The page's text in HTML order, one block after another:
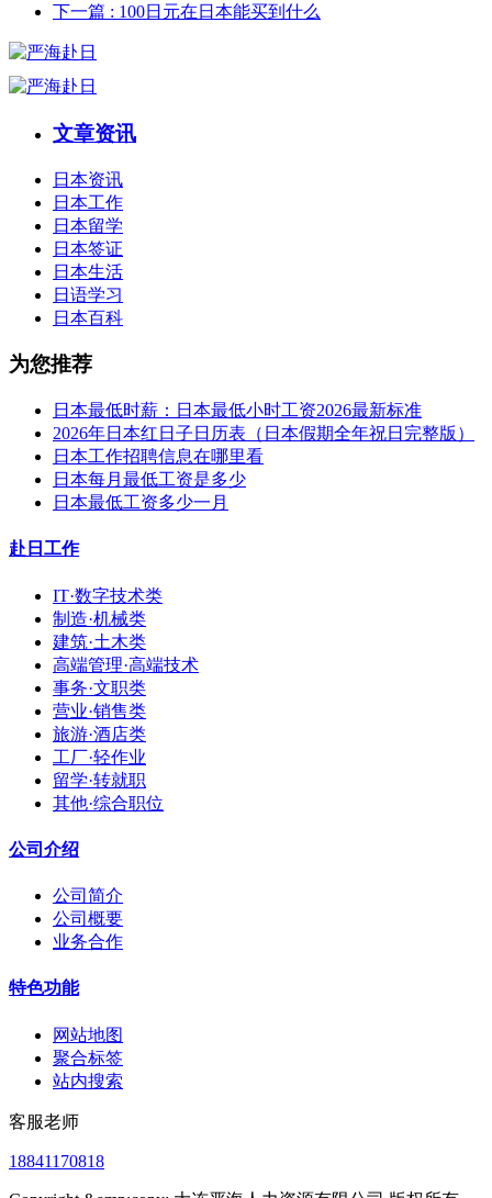
下一篇 : 100日元在日本能买到什么
文章资讯
日本资讯
日本工作
日本留学
日本签证
日本生活
日语学习
日本百科
为您推荐
日本最低时薪：日本最低小时工资2026最新标准
2026年日本红日子日历表（日本假期全年祝日完整版）
日本工作招聘信息在哪里看
日本每月最低工资是多少
日本最低工资多少一月
赴日工作
IT·数字技术类
制造·机械类
建筑·土木类
高端管理·高端技术
事务·文职类
营业·销售类
旅游·酒店类
工厂·轻作业
留学·转就职
其他·综合职位
公司介绍
公司简介
公司概要
业务合作
特色功能
网站地图
聚合标签
站内搜索
客服老师
18841170818